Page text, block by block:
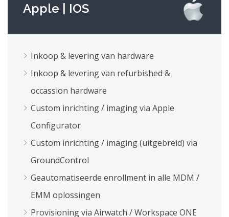
Apple | IOS
Inkoop & levering van hardware
Inkoop & levering van refurbished &
occassion hardware
Custom inrichting / imaging via Apple
Configurator
Custom inrichting / imaging (uitgebreid) via
GroundControl
Geautomatiseerde enrollment in alle MDM /
EMM oplossingen
Provisioning via Airwatch / Workspace ONE